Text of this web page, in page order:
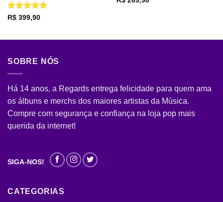
Avaliação
R$399,90
SOBRE NÓS
Há 14 anos, a Regards entrega felicidade para quem ama
os álbuns e merchs dos maiores artistas da Música.
Compre com segurança e confiança na loja pop mais
querida da internet!
SIGA-NOS!
CATEGORIAS